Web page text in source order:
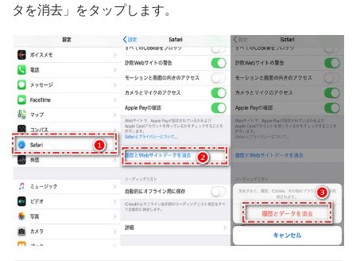
タを消去」をタップします。